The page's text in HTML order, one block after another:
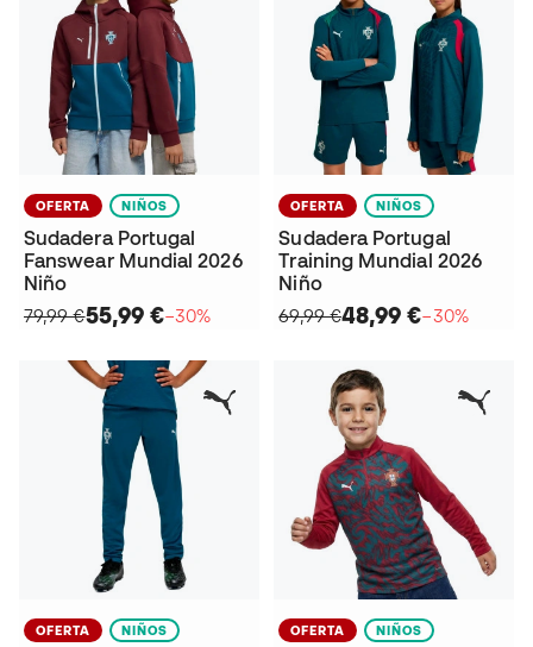
OFERTA NIÑOS
Sudadera Portugal
Fanswear Mundial 2026
Niño
79,99 €55,99 €−30%
OFERTA NIÑOS
Sudadera Portugal
Training Mundial 2026
Niño
69,99 €48,99 €−30%
OFERTA NIÑOS OFERTA NIÑOS